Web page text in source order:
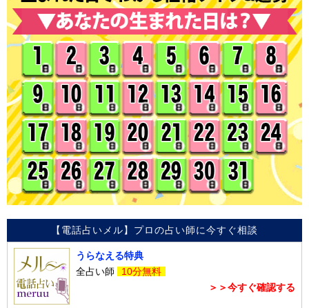
【電話占いメル】プロの占い師に今すぐ相談
うらなえる特典
全占い師
10分無料
＞＞今すぐ確認する